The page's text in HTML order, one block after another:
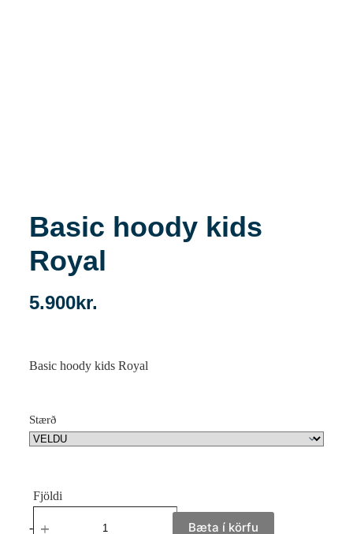
Basic hoody kids
Royal
5.900kr.
Basic hoody kids Royal
Stærð
- Bæta í körfu